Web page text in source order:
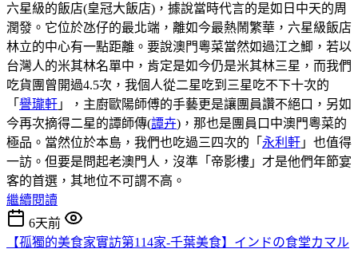
六星級的飯店(皇冠大飯店)，據說當時代言的是如日中天的周
潤發。它位於氹仔的最北端，離如今最熱鬧繁華，六星級飯店
林立的中心有一點距離。要說澳門粵菜當然如過江之鯽，若以
台灣人的米其林名單中，肯定是如今仍是米其林三星，而我們
吃貨團曾開過4.5次，我個人從二星吃到三星吃不下十次的
「 譽瓏軒 」，主廚歐陽師傅的手藝更是讓團員讚不絕口，另如
今再次摘得二星的譚師傳(譚卉)，那也是團員口中澳門粵菜的
極品。當然位於本島，我們也吃過三四次的「 永利軒 」也值得
一訪。但要是問起老澳門人，沒準「帝影樓」才是他們年節宴
客的首選，其地位不可謂不高。
繼續閱讀
6天前
【孤獨的美食家實訪第114家-千葉美食】インドの食堂カマル